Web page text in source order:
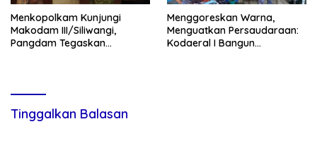
Menkopolkam Kunjungi
Makodam III/Siliwangi,
Pangdam Tegaskan
‎Menggoreskan Warna,
Menguatkan Persaudaraan:
Kodaeral I Bangun
Tinggalkan Balasan